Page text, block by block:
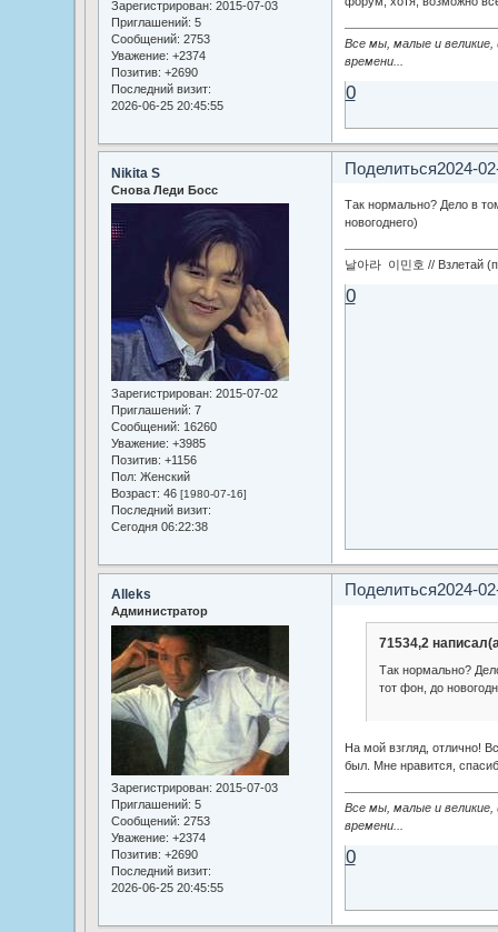
Зарегистрирован: 2015-07-03
Приглашений: 5
Сообщений: 2753
Уважение: +2374
Позитив: +2690
Последний визит:
2026-06-25 20:45:55
Все мы, малые и
времени...
0
Поделиться2024-
Nikita S
Снова Леди Босс
Зарегистрирован: 2015-07-02
Приглашений: 7
Сообщений: 16260
Уважение: +3985
Позитив: +1156
Пол: Женский
Возраст: 46 [1980-07-16]
Последний визит:
Сегодня 06:22:38
Так нормально? Дело в
новогоднего)
날아라 이민호 // Взлетай
0
Поделиться2024-
Alleks
Администратор
Зарегистрирован: 2015-07-03
Приглашений: 5
Сообщений: 2753
Уважение: +2374
Позитив: +2690
Последний визит:
2026-06-25 20:45:55
71534,2
Так нормально?
тот фон, до
На мой взгляд, отлично!
был. Мне нравится,
Все мы, малые и
времени...
0